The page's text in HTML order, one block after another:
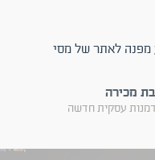
מפנה לאתר של מסי
מכירה
עסקית חדשה